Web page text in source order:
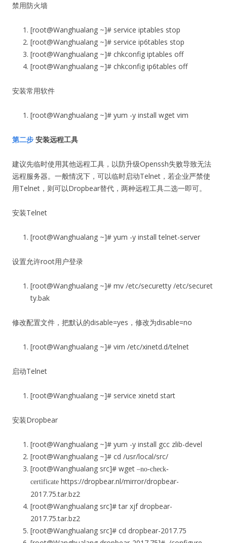
禁用防火墙
[root@Wanghualang ~]# service iptables stop
[root@Wanghualang ~]# service ip6tables stop
[root@Wanghualang ~]# chkconfig iptables off
[root@Wanghualang ~]# chkconfig ip6tables off
安装常用软件
[root@Wanghualang ~]# yum -y install wget vim
第二步 安装远程工具
建议先临时使用其他远程工具，以防升级Openssh失败导致无法
远程服务器。一般情况下，可以临时启动Telnet，若企业严禁使
用Telnet，则可以Dropbear替代，两种远程工具二选一即可。
安装Telnet
[root@Wanghualang ~]# yum -y install telnet-server
设置允许root用户登录
[root@Wanghualang ~]# mv /etc/securetty /etc/securet
ty.bak
修改配置文件，把默认的disable=yes，修改为disable=no
[root@Wanghualang ~]# vim /etc/xinetd.d/telnet
启动Telnet
[root@Wanghualang ~]# service xinetd start
安装Dropbear
[root@Wanghualang ~]# yum -y install gcc zlib-devel
[root@Wanghualang ~]# cd /usr/local/src/
[root@Wanghualang src]# wget –no-check-
certificate https://dropbear.nl/mirror/dropbear-
2017.75.tar.bz2
[root@Wanghualang src]# tar xjf dropbear-
2017.75.tar.bz2
[root@Wanghualang src]# cd dropbear-2017.75